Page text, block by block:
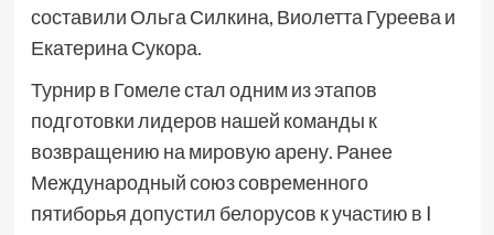
составили Ольга Силкина, Виолетта Гуреева и
Екатерина Сукора.
Турнир в Гомеле стал одним из этапов
подготовки лидеров нашей команды к
возвращению на мировую арену. Ранее
Международный союз современного
пятиборья допустил белорусов к участию в I